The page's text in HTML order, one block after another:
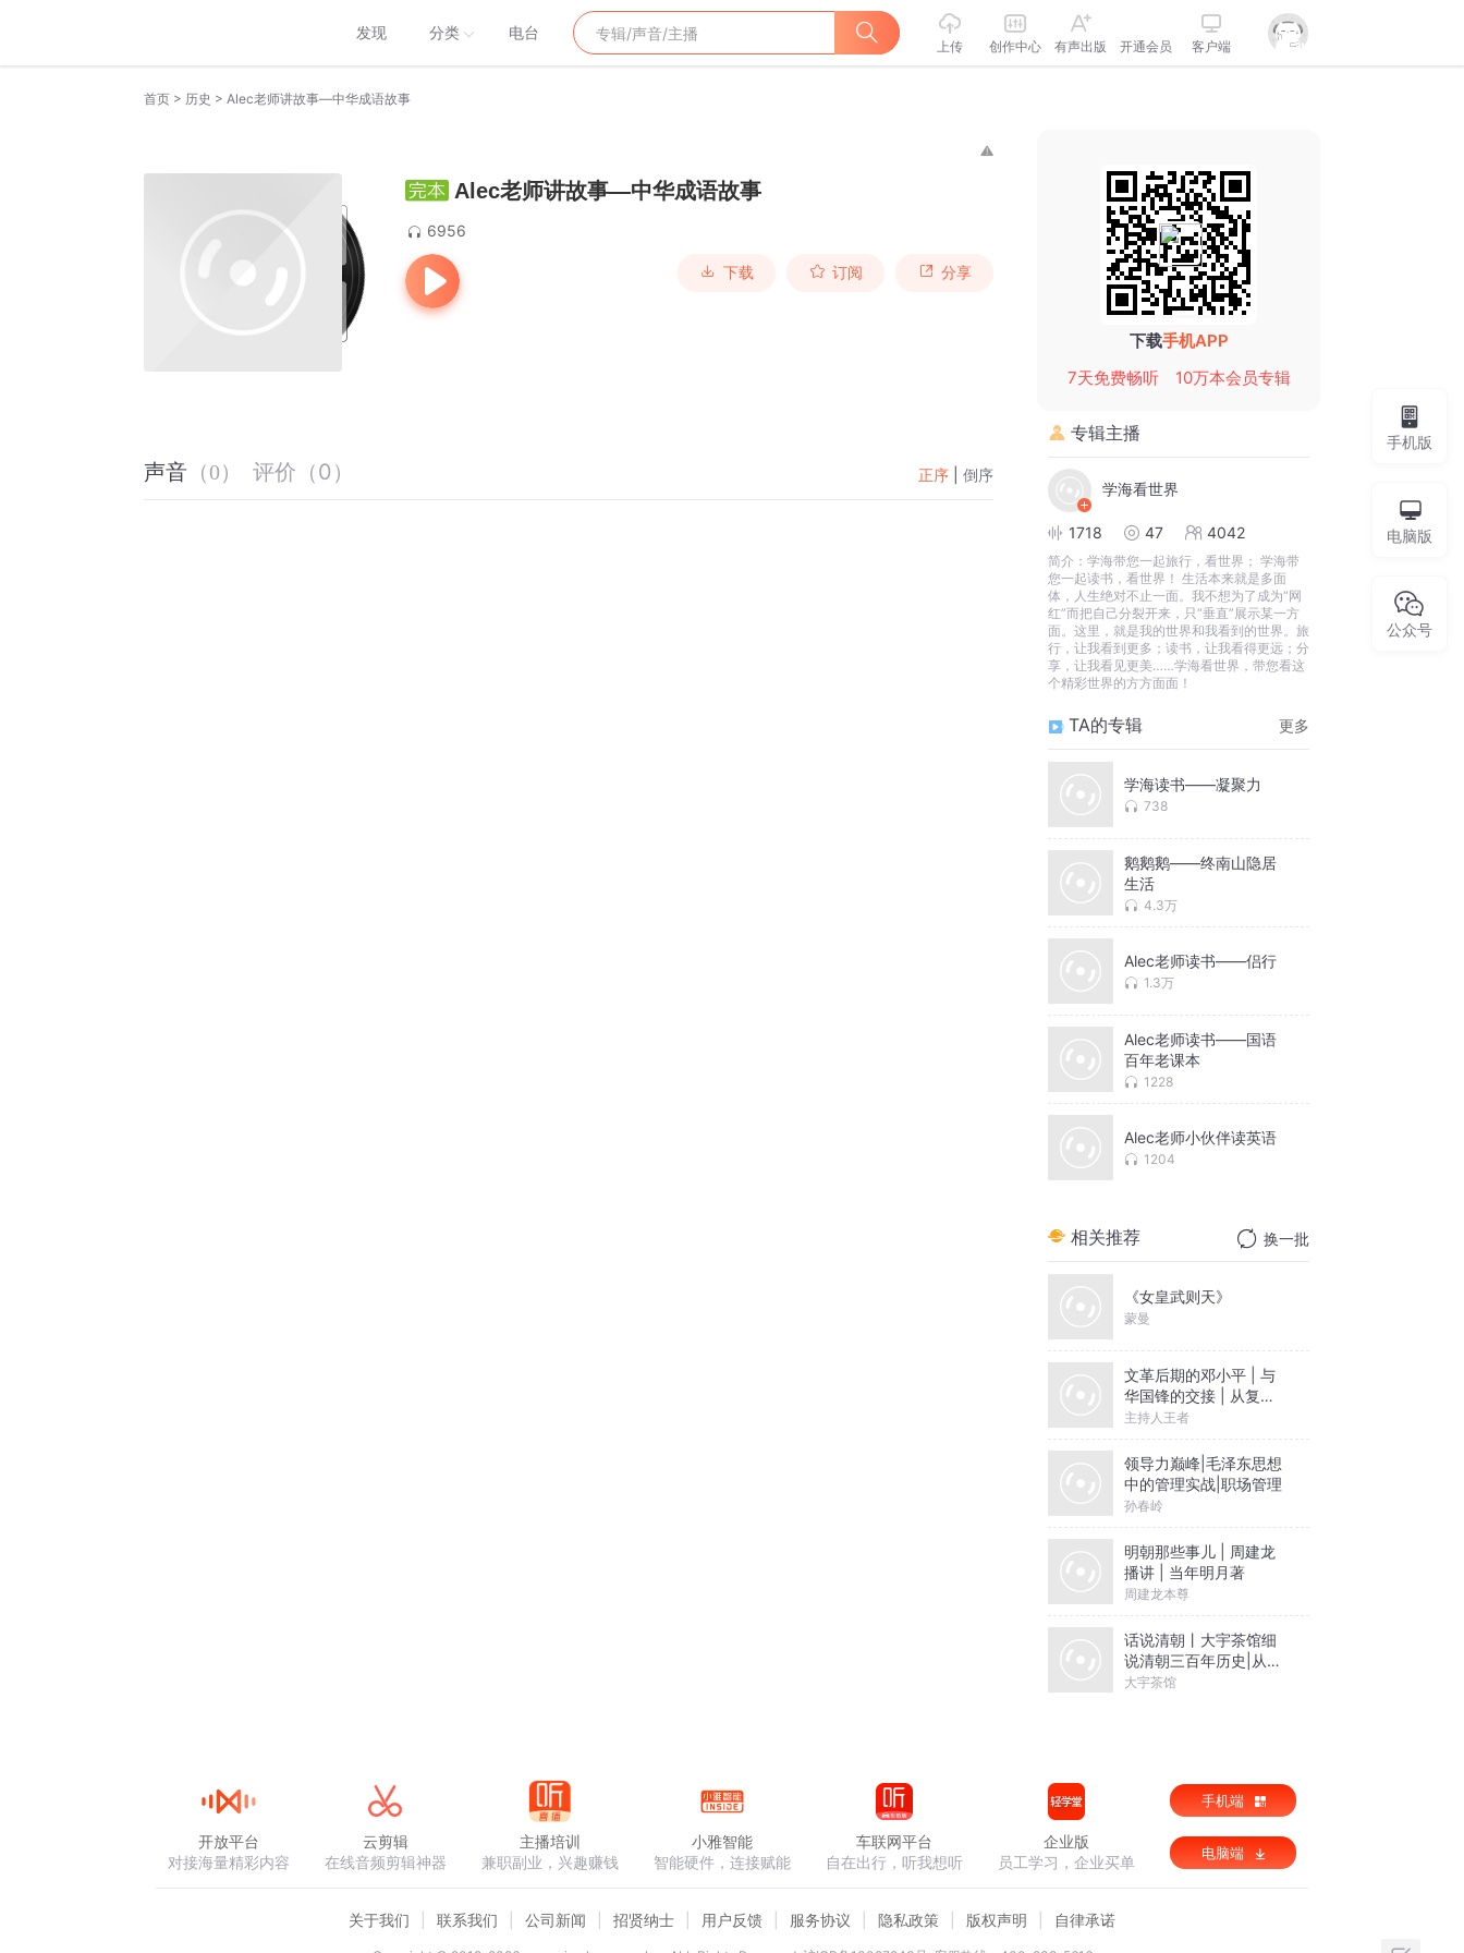
发现 分类 电台
上传 创作中心 有声出版 开通会员 客户端
首页 > 历史 > Alec老师讲故事—中华成语故事
Alec老师讲故事—中华成语故事
6956
下载 订阅 分享
声音 （0） 评价 （0 ） 正序 倒序
下载手机APP
7天免费畅听
10万本会员专辑
专辑主播
学海看世界
1718 47 4042
简介： 学海带您一起旅行，看世界； 学海带
您一起读书，看世界！ 生活本来就是多面
体，人生绝对不止一面。我不想为了成为“网
红”而把自己分裂开来，只“垂直”展示某一方
面。这里，就是我的世界和我看到的世界。旅
行，让我看到更多；读书，让我看得更远；分
享，让我看见更美……学海看世界，带您看这
个精彩世界的方方面面！
TA的专辑 更多
学海读书——凝聚力
738
鹅鹅鹅——终南山隐居
生活
4.3万
Alec老师读书——侣行
1.3万
Alec老师读书——国语
百年老课本
1228
Alec老师小伙伴读英语
1204
相关推荐 换一批
《女皇武则天》
蒙曼
文革后期的邓小平 | 与
华国锋的交接 | 从复出
到成为领导核心|毛泽东
主持人王者
领导力巅峰|毛泽东思想
中的管理实战|职场管理
孙春岭
明朝那些事儿 | 周建龙
播讲 | 当年明月著
周建龙本尊
话说清朝丨大宇茶馆细
说清朝三百年历史|从努
尔哈赤到末代皇帝溥仪|
大宇茶馆
手机版
电脑版
公众号
开放平台
对接海量精彩内容
云剪辑
在线音频剪辑神器
主播培训
兼职副业，兴趣赚钱
小雅智能
智能硬件，连接赋能
车联网平台
自在出行，听我想听
企业版
员工学习，企业买单
手机端
电脑端
关于我们 联系我们 公司新闻 招贤纳士 用户反馈 服务协议 隐私政策 版权声明 自律承诺